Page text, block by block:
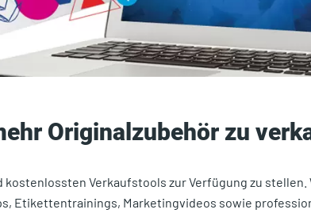
Originalzubehör zu
Verkaufstools zur Verfügung zu stellen.
Etikettentrainings, Marketingvideos sowie